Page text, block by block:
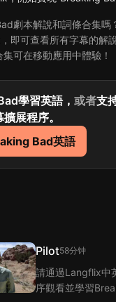
劇本解說和詞條合集
即可查看所有字幕的解
可在移動應用中體驗！
學習英語， 或者支
展程序。
Bad英語
Pilot58分钟
請通過Langflix中
序觀看並學習